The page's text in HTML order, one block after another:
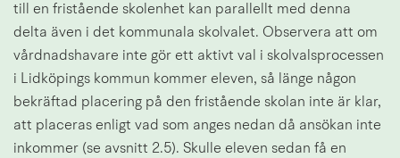
till en fristående skolenhet kan parallellt med denna
delta även i det kommunala skolvalet. Observera att om
vårdnadshavare inte gör ett aktivt val i skolvalsprocessen
i Lidköpings kommun kommer eleven, så länge någon
bekräftad placering på den fristående skolan inte är klar,
att placeras enligt vad som anges nedan då ansökan inte
inkommer (se avsnitt 2.5). Skulle eleven sedan få en